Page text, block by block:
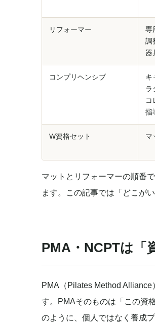
リフォーマー
専
調
器
コンプリヘンシブ
キ
ラ
コ
指
W資格セット マ
マットとリフォーマーの順番で
ます。この記事では「どこが
PMA・NCPTは「
PMA（Pilates Method
す。PMAそのものは「この資
のように、個人ではなく養成